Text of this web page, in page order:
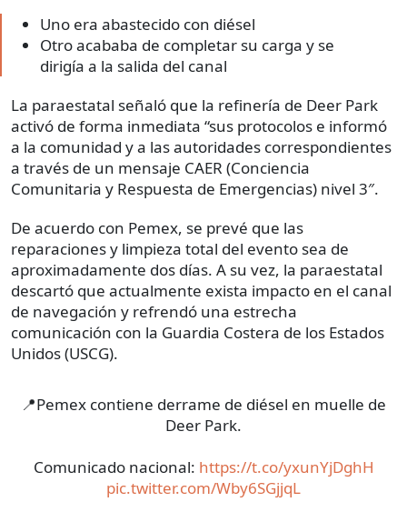
Uno era abastecido con diésel
Otro acababa de completar su carga y se
dirigía a la salida del canal
La paraestatal señaló que la refinería de Deer Park
activó de forma inmediata “sus protocolos e informó
a la comunidad y a las autoridades correspondientes
a través de un mensaje CAER (Conciencia
Comunitaria y Respuesta de Emergencias) nivel 3″.
De acuerdo con Pemex, se prevé que las
reparaciones y limpieza total del evento sea de
aproximadamente dos días. A su vez, la paraestatal
descartó que actualmente exista impacto en el canal
de navegación y refrendó una estrecha
comunicación con la Guardia Costera de los Estados
Unidos (USCG).
📍Pemex contiene derrame de diésel en muelle de
Deer Park.
Comunicado nacional: https://t.co/yxunYjDghH
pic.twitter.com/Wby6SGjjqL